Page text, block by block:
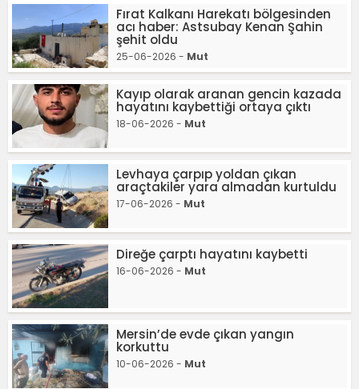
Fırat Kalkanı Harekatı bölgesinden
acı haber: Astsubay Kenan Şahin
şehit oldu
25-06-2026 - Mut
Kayıp olarak aranan gencin kazada
hayatını kaybettiği ortaya çıktı
18-06-2026 - Mut
Levhaya çarpıp yoldan çıkan
araçtakiler yara almadan kurtuldu
17-06-2026 - Mut
Direğe çarptı hayatını kaybetti
16-06-2026 - Mut
Mersin’de evde çıkan yangın
korkuttu
10-06-2026 - Mut